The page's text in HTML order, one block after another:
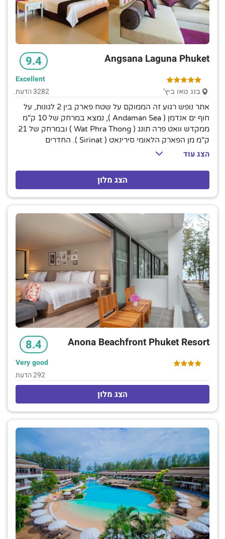
Angsana Laguna Phuket
9.4
בנג טאו ביץ'
Excellent
3282 הדעת
אתר נופש רגוע זה הממוקם על שטח פארק בין 2 לגונות, על
חוף ים אנדמן ( Andaman Sea ), נמצא במרחק של 10 ק"מ
ממקדש וואט פרה תונג ( Wat Phra Thong ) ובמרחק של 21
ק"מ מן הפארק הלאומי סירינאט ( Sirinat ). החדרים
העכשוויים כוללים אינטרנט אלחוטי חינם, טלוויזיות בעלות
וקפה. המרפסות מציעות נוף לגינה ו/או ללגונה; חלקם מציעים
גישה ישירה לבריכה. סוויטות לופט מוסיפות מפלסים נפרדים
ומרפסות גג; וילות האגף כוללות בריכות פרטיות. המתקנים
כוללים אפשרויות רבות לסעודה וברים, כמו גם בריכה
חיצונית, מסלול גולף, חדר כושר, ספורט מים וחדר משחקים
לילדים. יש גם ספא אופנתי בשירות מלא. ארוחת הבוקר הינה
נוספת.
הצג עוד
הצג מלון
Anona Beachfront Phuket Resort
8.4
Very good
292 הדעת
הצג מלון